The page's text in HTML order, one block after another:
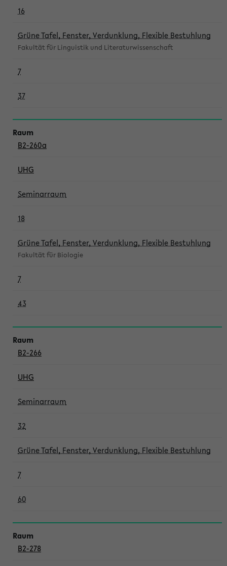
16
Grüne Tafel, Fenster, Verdunklung, Flexible Bestuhlung
Fakultät für Linguistik und Literaturwissenschaft
7
37
B2-260a
UHG
Seminarraum
18
Grüne Tafel, Fenster, Verdunklung, Flexible Bestuhlung
Fakultät für Biologie
7
43
B2-266
UHG
Seminarraum
32
Grüne Tafel, Fenster, Verdunklung, Flexible Bestuhlung
7
60
B2-278